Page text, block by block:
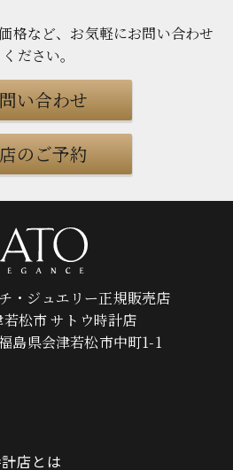
格など、お気軽にお問い合わせ
ください。
い合わせ
のご予約
・ジュエリー正規販売店
松市 サトウ時計店
島県会津若松市中町1-1
店とは